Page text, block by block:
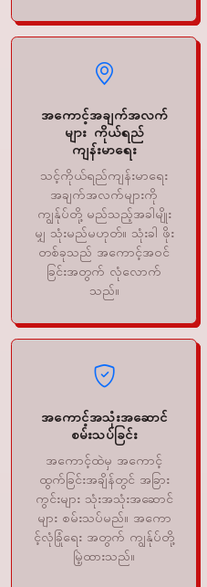
အကောင့်အချက်အလက်
များ ကိုယ်ရည်
ကျန်းမာရေး
သင့်ကိုယ်ရည်ကျန်းမာရေး
အချက်အလက်များကို
ကျွန်ုပ်တို့ မည်သည့်အခါမျိုး
မျှ သုံးမည်မဟုတ်။ သုံးခါ ဖိုး
တစ်ခုသည် အကောင့်အဝင်
ခြင်းအတွက် လုံလောက်
သည်။
အကောင့်အသုံးအဆောင်
စမ်းသပ်ခြင်း
အကောင့်ထဲမှ အကောင့်
ထွက်ခြင်းအချိန်တွင် အခြား
ကွင်းများ သုံးအသုံးအဆောင်
များ စမ်းသပ်မည်။ အကော
င့်လုံခြုံရေး အတွက် ကျွန်ုပ်တို့
မြဲ့ထားသည်။